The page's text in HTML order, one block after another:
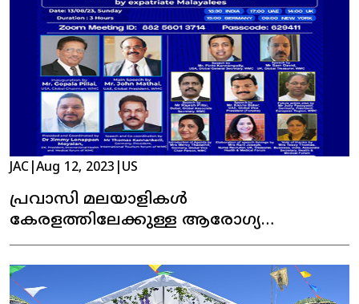
JAC Aug 12, 2023 US
പ്രവാസി മലയാളികൾ
കേരളത്തിലേക്കുള്ള ആരോഗ്യ
മെഡിക്കൽ ടൂറിസം